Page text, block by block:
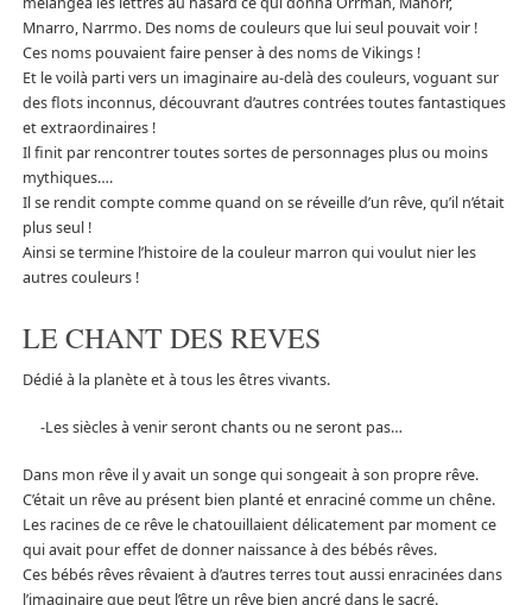
Mnarro, Narrmo. Des noms de couleurs que lui seul pouvait voir !
Ces noms pouvaient faire penser à des noms de Vikings !
Et le voilà parti vers un imaginaire au-delà des couleurs, voguant sur
des flots inconnus, découvrant d’autres contrées toutes fantastiques
et extraordinaires !
Il finit par rencontrer toutes sortes de personnages plus ou moins
mythiques….
Il se rendit compte comme quand on se réveille d’un rêve, qu’il n’était
plus seul !
Ainsi se termine l’histoire de la couleur marron qui voulut nier les
autres couleurs !
LE CHANT DES REVES
Dédié à la planète et à tous les êtres vivants.
-Les siècles à venir seront chants ou ne seront pas…
Dans mon rêve il y avait un songe qui songeait à son propre rêve.
C’était un rêve au présent bien planté et enraciné comme un chêne.
Les racines de ce rêve le chatouillaient délicatement par moment ce
qui avait pour effet de donner naissance à des bébés rêves.
Ces bébés rêves rêvaient à d’autres terres tout aussi enracinées dans
l’imaginaire que peut l’être un rêve bien ancré dans le sacré.